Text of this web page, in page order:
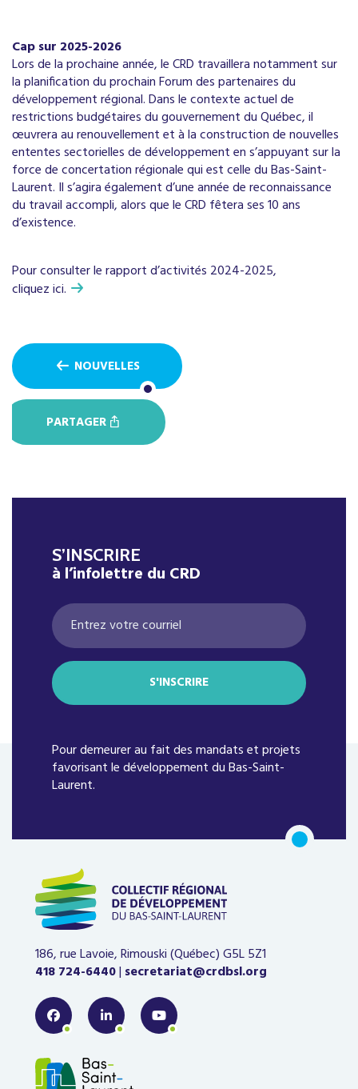
Cap sur 2025-2026
Lors de la prochaine année, le CRD travaillera notamment sur
la planification du prochain Forum des partenaires du
développement régional. Dans le contexte actuel de
restrictions budgétaires du gouvernement du Québec, il
œuvrera au renouvellement et à la construction de nouvelles
ententes sectorielles de développement en s’appuyant sur la
force de concertation régionale qui est celle du Bas-Saint-
Laurent. Il s’agira également d’une année de reconnaissance
du travail accompli, alors que le CRD fêtera ses 10 ans
d’existence.
Pour consulter le rapport d’activités 2024-2025,
cliquez ici.
NOUVELLES
PARTAGER
S’INSCRIRE
à l’infolettre du CRD
Pour demeurer au fait des mandats et projets
favorisant le développement du Bas-Saint-
Laurent.
186, rue Lavoie, Rimouski (Québec)G5L 5Z1
418 724-6440| secretariat@crdbsl.org